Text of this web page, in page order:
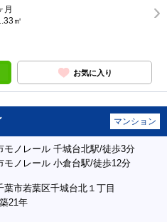
月
㎡
お気に入り
マンション
モノレール 千城台北駅/徒歩3分
モノレール 小倉台駅/徒歩12分
葉市若葉区千城台北１丁目
21年